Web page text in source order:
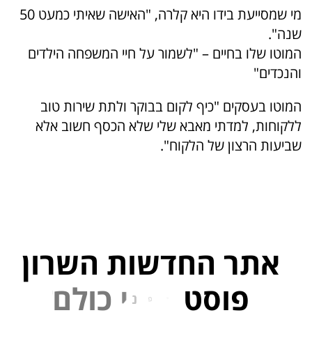
מי שמסייעת בידו היא קלרה, "האישה שאיתי כמעט 50
שנה".
המוטו שלו בחיים – "לשמור על חיי המשפחה הילדים
והנכדים"
המוטו בעסקים "כיף לקום בבוקר ולתת שירות טוב
ללקוחות, למדתי מאבא שלי שלא הכסף חשוב אלא
שביעות הרצון של הלקוח".
אתר החדשות השרון
פוסט